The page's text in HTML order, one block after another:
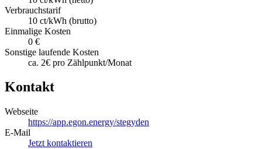
Verbrauchstarif
10 ct/kWh (brutto)
Einmalige Kosten
0 €
Sonstige laufende Kosten
ca. 2€ pro Zählpunkt/Monat
Kontakt
Webseite
https://app.egon.energy/stegyden
E-Mail
Jetzt kontaktieren